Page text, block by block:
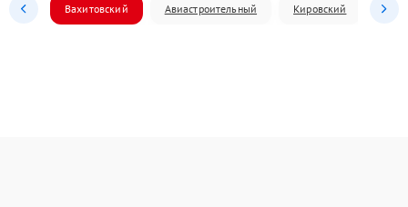
Вахитовский Авиастроительный Кировский